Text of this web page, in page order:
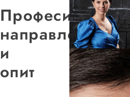
направления
и
опит